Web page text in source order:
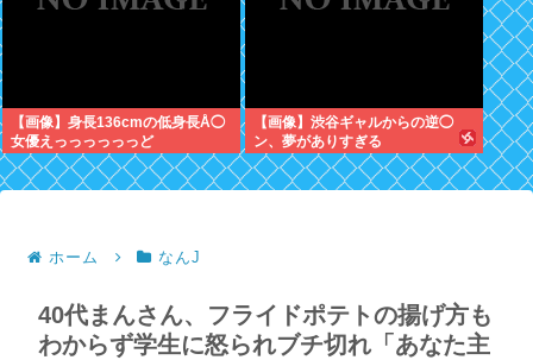
【画像】身長136cmの低身長Å◯
女優えっっっっっっど
【画像】渋谷ギャルからの逆◯
ン、夢がありすぎる
ホーム なんJ
40代まんさん、フライドポテトの揚げ方も
わからず学生に怒られブチ切れ「あなた主